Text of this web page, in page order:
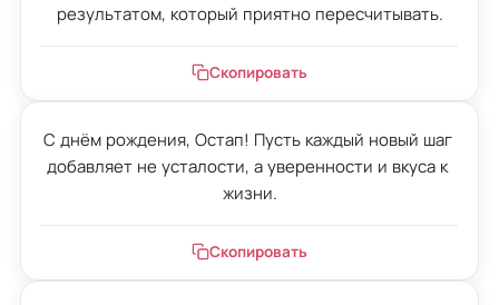
результатом, который приятно пересчитывать.
Скопировать
С днём рождения, Остап! Пусть каждый новый шаг
добавляет не усталости, а уверенности и вкуса к
жизни.
Скопировать